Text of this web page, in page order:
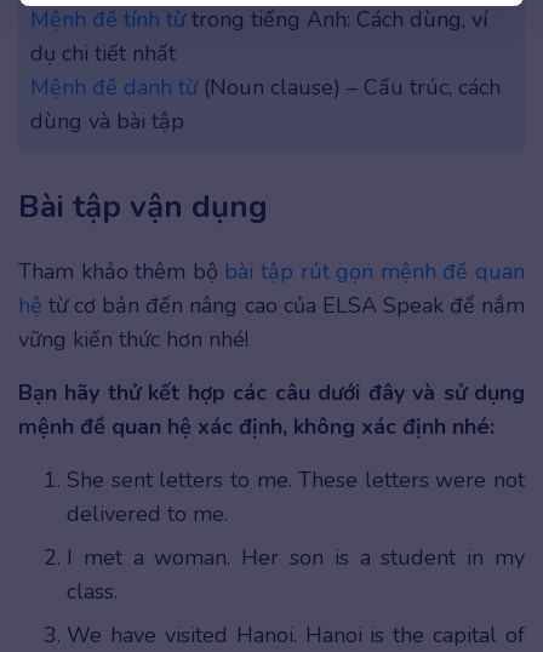
Mệnh đề tính từtrong tiếng Anh: Cách dùng, ví
dụ chi tiết nhất
Mệnh đề danh từ(Noun clause) – Cấu trúc, cách
dùng và bài tập
Bài tập vận dụng
Tham khảo thêm bộ bài tập rút gọn mệnh đề quan
hệ từ cơ bản đến nâng cao của ELSA Speak để nắm
vững kiến thức hơn nhé!
Bạn hãy thử kết hợp các câu dưới đây và sử dụng
mệnh đề quan hệ xác định, không xác định nhé:
She sent letters to me. These letters were not
delivered to me.
I met a woman. Her son is a student in my
class.
We have visited Hanoi. Hanoi is the capital of